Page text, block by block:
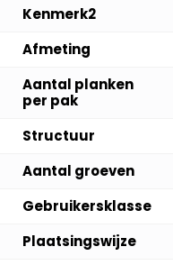
Kenmerk2
Afmeting
Aantal planken
per pak
Structuur
Aantal groeven
Gebruikersklasse
Plaatsingswijze